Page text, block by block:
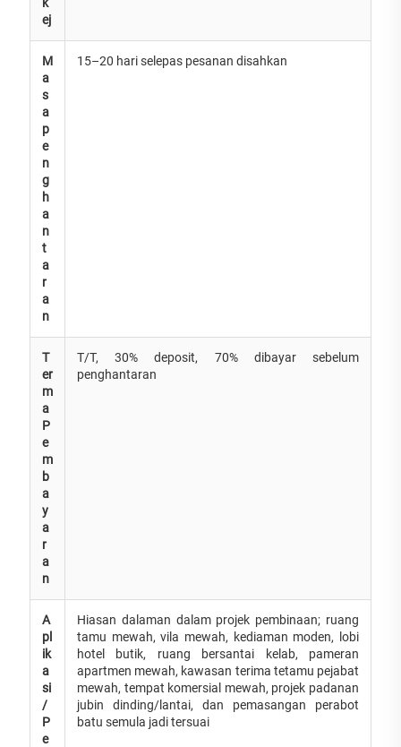
ej
M
a
s
a
p
e
n
g
h
a
n
t
a
r
a
n
15–20 hari selepas pesanan disahkan
T
er
m
a
P
e
m
b
a
y
a
r
a
n
T/T, 30% deposit, 70% dibayar sebelum
penghantaran
A
pl
ik
a
si
/
P
e
Hiasan dalaman dalam projek pembinaan; ruang
tamu mewah, vila mewah, kediaman moden, lobi
hotel butik, ruang bersantai kelab, pameran
apartmen mewah, kawasan terima tetamu pejabat
mewah, tempat komersial mewah, projek padanan
jubin dinding/lantai, dan pemasangan perabot
batu semula jadi tersuai